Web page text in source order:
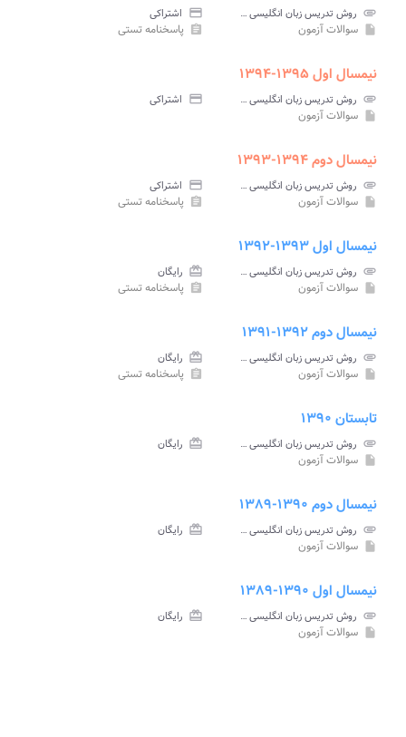
attachment روش تدریس زبان انگلیسی ۴ پیام نور credit_card اشتراکی
insert_drive_file سوالات آزمون assignment پاسخنامه تستی
نیمسال اول ۱۳۹۵-۱۳۹۴
attachment روش تدریس زبان انگلیسی ۴ پیام نور credit_card اشتراکی
insert_drive_file سوالات آزمون
نیمسال دوم ۱۳۹۴-۱۳۹۳
attachment روش تدریس زبان انگلیسی ۴ پیام نور credit_card اشتراکی
insert_drive_file سوالات آزمون assignment پاسخنامه تستی
نیمسال اول ۱۳۹۳-۱۳۹۲
attachment روش تدریس زبان انگلیسی ۴ پیام نور card_giftcard رایگان
insert_drive_file سوالات آزمون assignment پاسخنامه تستی
نیمسال دوم ۱۳۹۲-۱۳۹۱
attachment روش تدریس زبان انگلیسی ۴ پیام نور card_giftcard رایگان
insert_drive_file سوالات آزمون assignment پاسخنامه تستی
تابستان ۱۳۹۰
attachment روش تدریس زبان انگلیسی ۴ پیام نور card_giftcard رایگان
insert_drive_file سوالات آزمون
نیمسال دوم ۱۳۹۰-۱۳۸۹
attachment روش تدریس زبان انگلیسی ۴ پیام نور card_giftcard رایگان
insert_drive_file سوالات آزمون
نیمسال اول ۱۳۹۰-۱۳۸۹
attachment روش تدریس زبان انگلیسی ۴ پیام نور card_giftcard رایگان
insert_drive_file سوالات آزمون